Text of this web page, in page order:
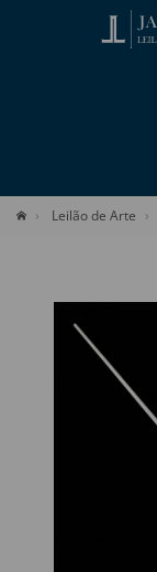
Leilão de Arte